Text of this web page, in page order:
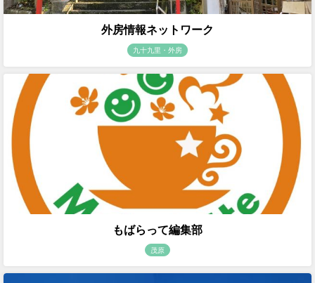
外房情報ネットワーク
九十九里・外房
もばらって編集部
茂原